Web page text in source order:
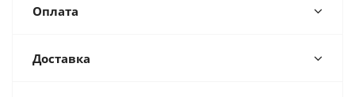
Оплата
Доставка